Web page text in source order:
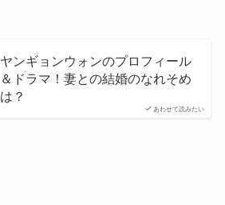
あわせて読みたい
ヤンギョンウォンのプロフィール
＆ドラマ！妻との結婚のなれそめ
は？